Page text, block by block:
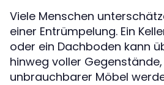
Viele Menschen
einer Entrümpelung. Ein
oder ein Dachboden kann
hinweg voller Gegenstände,
unbrauchbarer Möbel